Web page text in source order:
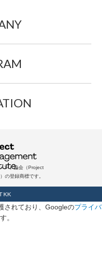
ント協会（Project
の登録商標です。
KK
されており、Googleのプライバ
。